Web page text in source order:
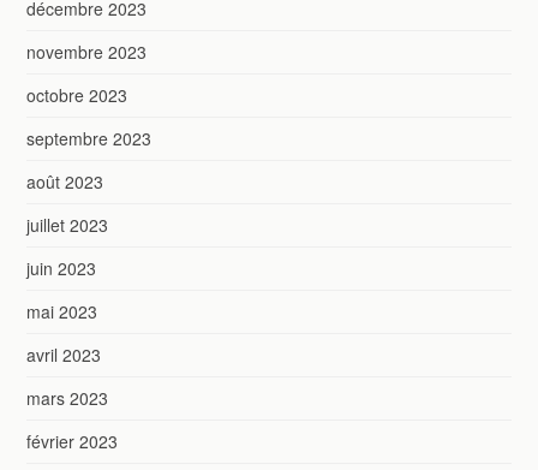
décembre 2023
novembre 2023
octobre 2023
septembre 2023
août 2023
juillet 2023
juin 2023
mai 2023
avril 2023
mars 2023
février 2023